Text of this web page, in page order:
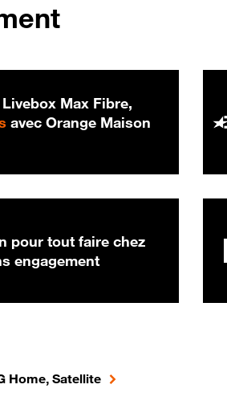
Max Fibre,
20 € par mois
avec Orange Maison
pour tout faire chez
engagement
Home, Satellite